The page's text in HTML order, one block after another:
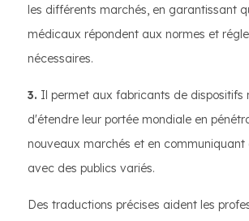
les différents marchés, en garantissant
médicaux répondent aux normes et
nécessaires.
3. Il permet aux fabricants de dispositifs
d'étendre leur portée mondiale en
nouveaux marchés et en
avec des publics variés.
Des traductions précises aident les